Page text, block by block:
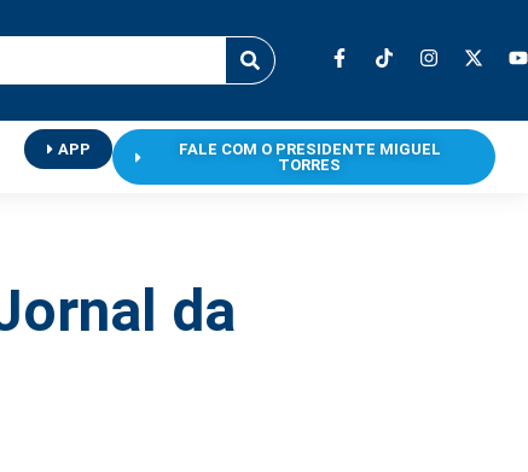
APP
FALE COM O PRESIDENTE MIGUEL
TORRES
da